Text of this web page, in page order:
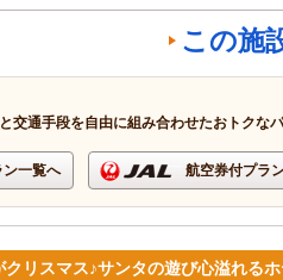
この施
交通手段を自由に組み合わせたおトクな
一覧へ 航空券付プラ
リスマス♪サンタの遊び心溢れる